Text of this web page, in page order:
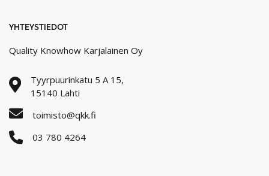
YHTEYSTIEDOT
Quality Knowhow Karjalainen Oy
Tyyrpuurinkatu 5 A 15,
15140 Lahti
toimisto@qkk.fi
03 780 4264